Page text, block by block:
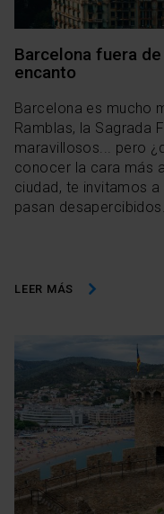
Barcelona fuera
encanto
Barcelona es mucho
Ramblas, la Sagrada
maravillosos... pero
conocer la cara más
ciudad, te invitamos
pasan
LEER MÁS